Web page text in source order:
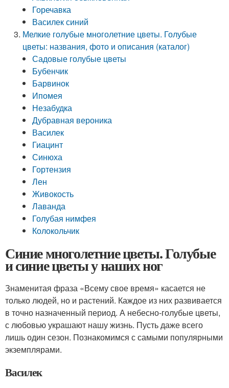
Горечавка
Василек синий
Мелкие голубые многолетние цветы. Голубые
цветы: названия, фото и описания (каталог)
Садовые голубые цветы
Бубенчик
Барвинок
Ипомея
Незабудка
Дубравная вероника
Василек
Гиацинт
Синюха
Гортензия
Лен
Живокость
Лаванда
Голубая нимфея
Колокольчик
Синие многолетние цветы. Голубые
и синие цветы у наших ног
Знаменитая фраза «Всему свое время» касается не
только людей, но и растений. Каждое из них развивается
в точно назначенный период. А небесно-голубые цветы,
с любовью украшают нашу жизнь. Пусть даже всего
лишь один сезон. Познакомимся с самыми популярными
экземплярами.
Василек